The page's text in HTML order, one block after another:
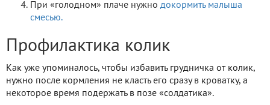
При «голодном» плаче нужно докормить малыша
смесью.
Профилактика колик
Как уже упоминалось, чтобы избавить грудничка от колик,
нужно после кормления не класть его сразу в кроватку, а
некоторое время подержать в позе «солдатика».